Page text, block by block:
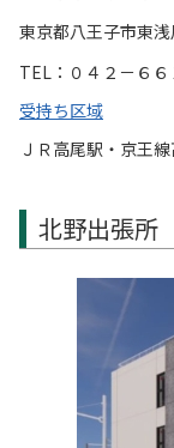
東京都八王子市東
TEL：０４２－６６
受持ち区域
ＪＲ高尾駅・京王
北野出張所